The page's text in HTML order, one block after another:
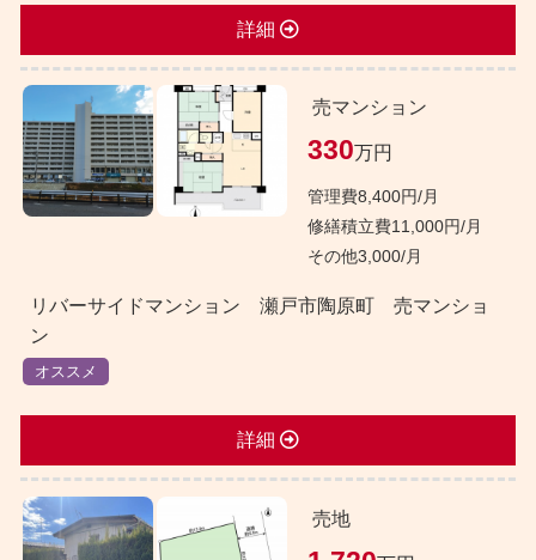
詳細
売マンション
330万円
管理費8,400円/月
修繕積立費11,000円/月
その他3,000/月
リバーサイドマンション 瀬戸市陶原町 売マンショ
ン
オススメ
詳細
売地